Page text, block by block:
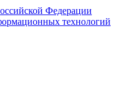
Федерации
технологий